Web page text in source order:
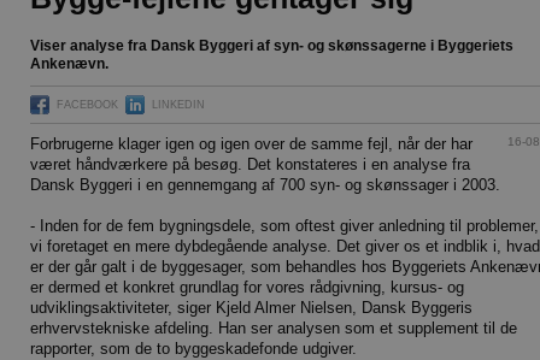
Viser analyse fra Dansk Byggeri af syn- og skønssagerne i Byggeriets
Ankenævn.
FACEBOOK LINKEDIN
16-
Forbrugerne klager igen og igen over de samme fejl, når der har
været håndværkere på besøg. Det konstateres i en analyse fra
Dansk Byggeri i en gennemgang af 700 syn- og skønssager i 2003.
- Inden for de fem bygningsdele, som oftest giver anledning til
vi foretaget en mere dybdegående analyse. Det giver os et indblik i,
er der går galt i de byggesager, som behandles hos Byggeriets
er dermed et konkret grundlag for vores rådgivning, kursus- og
udviklingsaktiviteter, siger Kjeld Almer Nielsen, Dansk Byggeris
erhvervstekniske afdeling. Han ser analysen som et supplement til de
rapporter, som de to byggeskadefonde udgiver.